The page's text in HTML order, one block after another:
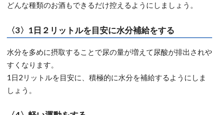
どんな種類のお酒もできるだけ控えるようにしましょう。
〈3〉1日２リットルを目安に水分補給をする
水分を多めに摂取することで尿の量が増えて尿酸が排出されや
すくなります。
1日2リットルを目安に、積極的に水分を補給するようにしま
しょう。